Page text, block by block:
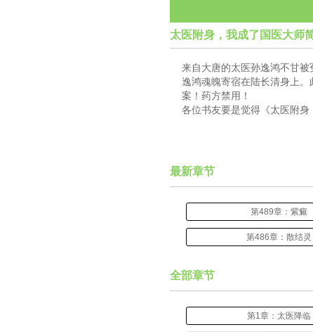
太医附身，我成了国医大师
来自大唐的太医孙逸鸿不甘
逸鸿魂魄寄宿在陆长清身上
案！药方禁用！
各位书友要是觉得《太医附
最新章节
第489章：紫癜
第486章：散结灵
全部章节
第1章：太医降临